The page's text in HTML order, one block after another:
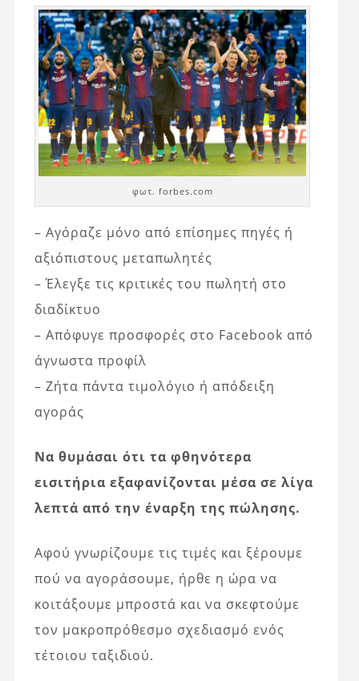
φωτ. forbes.com
– Αγόραζε μόνο από επίσημες πηγές ή
αξιόπιστους μεταπωλητές
– Έλεγξε τις κριτικές του πωλητή στο
διαδίκτυο
– Απόφυγε προσφορές στο Facebook από
άγνωστα προφίλ
– Ζήτα πάντα τιμολόγιο ή απόδειξη
αγοράς
Να θυμάσαι ότι τα φθηνότερα
εισιτήρια εξαφανίζονται μέσα σε λίγα
λεπτά από την έναρξη της πώλησης.
Αφού γνωρίζουμε τις τιμές και ξέρουμε
πού να αγοράσουμε, ήρθε η ώρα να
κοιτάξουμε μπροστά και να σκεφτούμε
τον μακροπρόθεσμο σχεδιασμό ενός
τέτοιου ταξιδιού.